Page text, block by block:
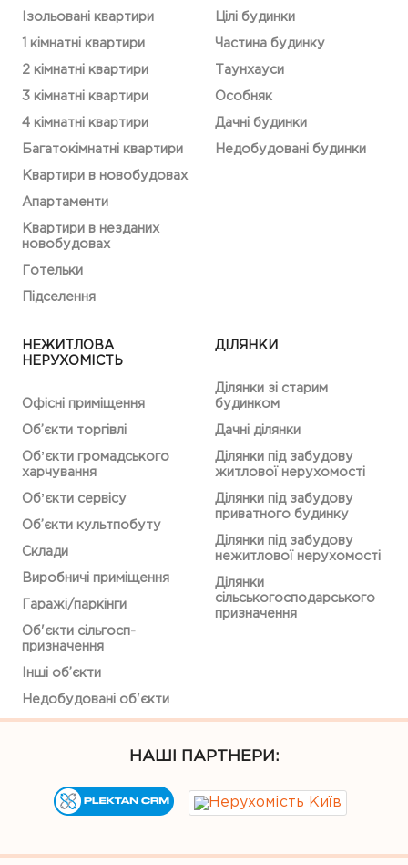
Ізольовані квартири
1 кімнатні квартири
2 кімнатні квартири
3 кімнатні квартири
4 кімнатні квартири
Багатокімнатні квартири
Квартири в новобудовах
Апартаменти
Квартири в незданих
новобудовах
Готельки
Підселення
Цілі будинки
Частина будинку
Таунхауси
Особняк
Дачні будинки
Недобудовані будинки
НЕЖИТЛОВА
НЕРУХОМІСТЬ
Офісні приміщення
Об’єкти торгівлі
Обʼєкти громадського
харчування
Обʼєкти сервісу
Об’єкти культпобуту
Склади
Виробничі приміщення
Гаражі/паркінги
Об'єкти сільгосп-
призначення
Інші об’єкти
Недобудовані об'єкти
ДІЛЯНКИ
Ділянки зі старим
будинком
Дачні ділянки
Ділянки під забудову
житлової нерухомості
Ділянки під забудову
приватного будинку
Ділянки під забудову
нежитлової нерухомості
Ділянки
сільськогосподарського
призначення
НАШІ ПАРТНЕРИ: